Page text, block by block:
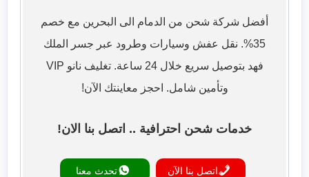
أفضل شركة شحن من الدمام الى البحرين مع خصم
35%. نقل عفش وسيارات وطرود عبر جسر الملك
فهد بتوصيل سريع خلال 24 ساعة. تغليف نانو VIP
وتأمين شامل. احجز معاينتك الآن!
خدمات شحن احترافية .. اتصل بنا الان!
اتصل بنا الآن تحدث معنا